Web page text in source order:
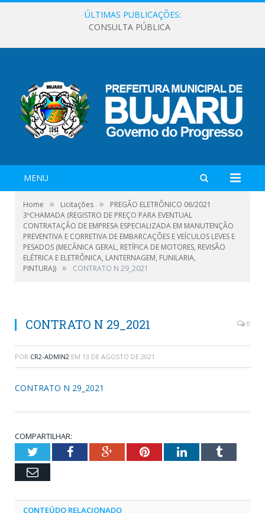
ÚLTIMAS PUBLICAÇÕES:
CONSULTA PÚBLICA
MENU
Home » Licitações »
PREGÃO ELETRÔNICO 06/2021
3ºCHAMADA (REGISTRO DE PREÇO PARA EVENTUAL
CONTRATAÇÃO DE EMPRESA ESPECIALIZADA EM MANUTENÇÃO
PREVENTIVA E CORRETIVA DE EMBARCAÇÕES E VEÍCULOS LEVES E
PESADOS (MECÂNICA GERAL, RETÍFICA DE MOTORES, REVISÃO
ELÉTRICA E ELETRÔNICA, LANTERNAGEM, FUNILARIA,
PINTURA)) » CONTRATO N 29_2021
CONTRATO N 29_2021 0
POR CR2-ADMIN2 EM 13 DE AGOSTO DE 2021
CONTRATO N 29_2021
COMPARTILHAR:
TwitterFacebookGoogle+PinterestLinkedInTumblr
Email
CONTEÚDO RELACIONADO